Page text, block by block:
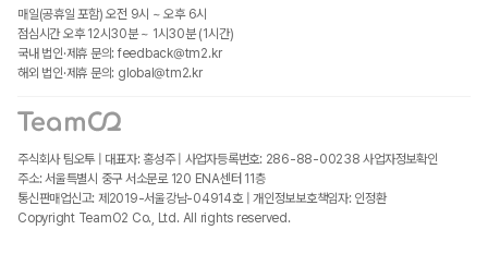
매일(공휴일 포함) 오전 9시 ~ 오후 6시
점심시간 오후 12시30분 ~ 1시30분 (1시간)
국내 법인·제휴 문의: feedback@tm2.kr
해외 법인·제휴 문의: global@tm2.kr
주식회사 팀오투 | 대표자: 홍성주 | 사업자등록번호: 286-88-00238 사업자정보확인
주소: 서울특별시 중구 서소문로 120 ENA센터 11층
통신판매업신고: 제2019-서울강남-04914호 | 개인정보보호책임자: 인정환
Copyright TeamO2 Co., Ltd. All rights reserved.